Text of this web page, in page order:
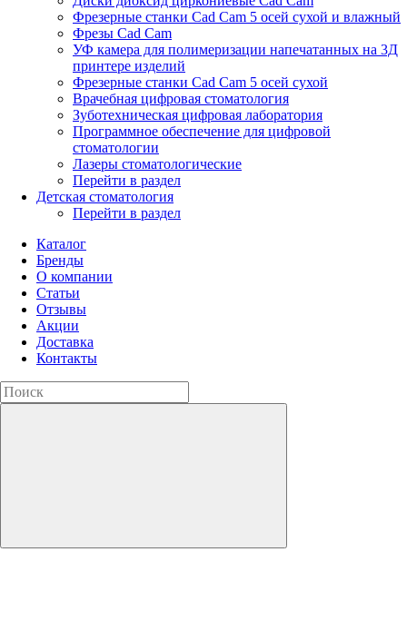
Фрезерные станки Cad Cam 5 осей сухой и влажный
Фрезы Cad Cam
УФ камера для полимеризации напечатанных на 3Д
принтере изделий
Фрезерные станки Cad Cam 5 осей сухой
Врачебная цифровая стоматология
Зуботехническая цифровая лаборатория
Программное обеспечение для цифровой
стоматологии
Лазеры стоматологические
Перейти в раздел
Детская стоматология
Перейти в раздел
Каталог
Бренды
О компании
Статьи
Отзывы
Акции
Доставка
Контакты